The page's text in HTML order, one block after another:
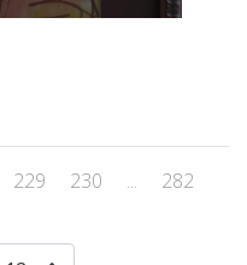
229 230 ... 282